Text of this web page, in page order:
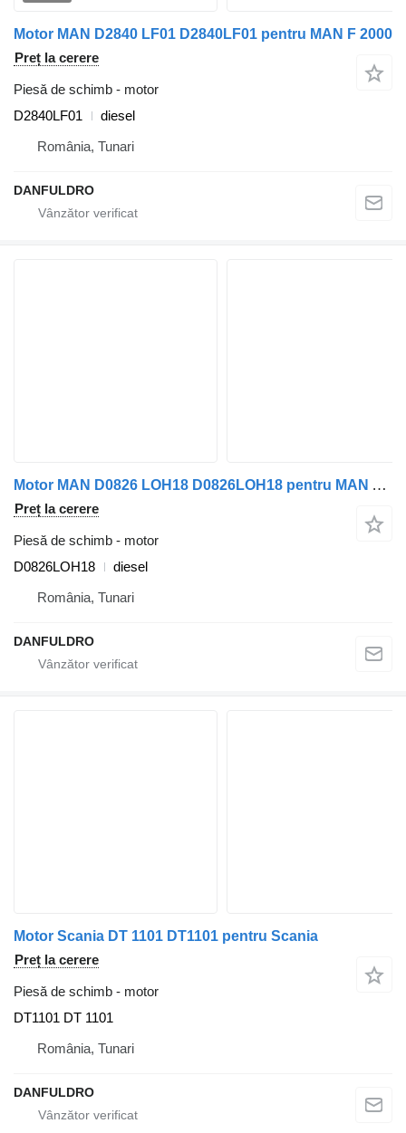
Motor MAN D2840 LF01 D2840LF01 pentru MAN F 2000
Preț la cerere
Piesă de schimb - motor
D2840LF01
diesel
România, Tunari
DANFULDRO
Motor MAN D0826 LOH18 D0826LOH18 pentru MAN Arena, Neoplan, Urbino
Preț la cerere
Piesă de schimb - motor
D0826LOH18
diesel
România, Tunari
DANFULDRO
Motor Scania DT 1101 DT1101 pentru Scania
Preț la cerere
Piesă de schimb - motor
DT1101 DT 1101
România, Tunari
DANFULDRO